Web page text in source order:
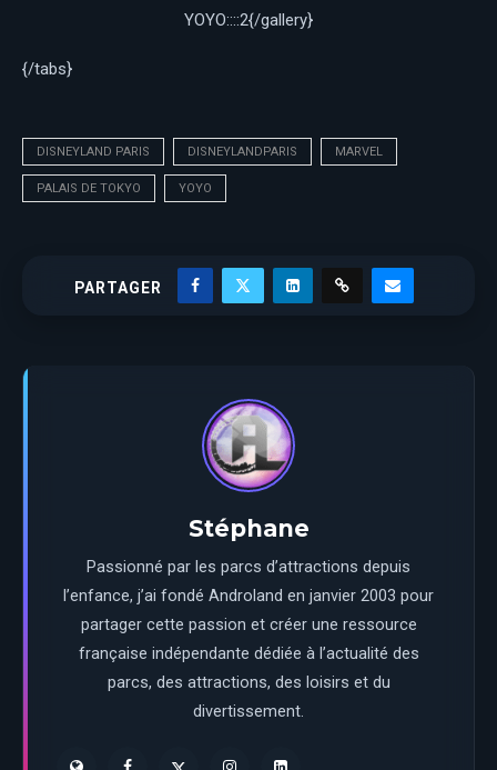
YOYO::::2{/gallery}
{/tabs}
DISNEYLAND PARIS DISNEYLANDPARIS MARVEL
PALAIS DE TOKYO YOYO
PARTAGER
Stéphane
Passionné par les parcs d’attractions depuis
l’enfance, j’ai fondé Androland en janvier 2003 pour
partager cette passion et créer une ressource
française indépendante dédiée à l’actualité des
parcs, des attractions, des loisirs et du
divertissement.